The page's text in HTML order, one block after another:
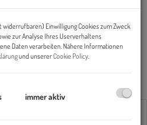
Gastronomieangebot in der
Standort ab.
gerne für Sie da!
Räume!
Einwilligung Cookies zum Zweck
zur Analyse Ihres Userverhaltens
Daten verarbeiten. Nähere Informationen
und unsererCookie Policy.
immer aktiv